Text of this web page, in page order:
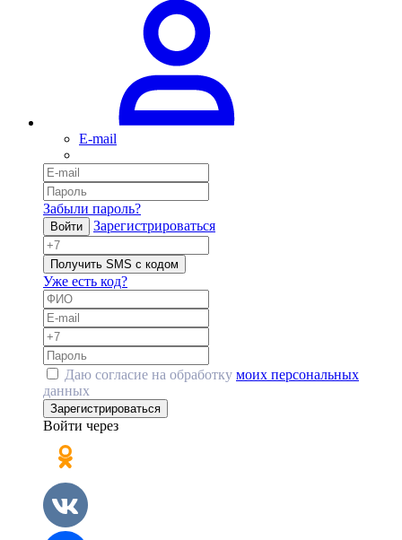
E-mail
Забыли пароль?
Войти Зарегистрироваться
Получить SMS с кодом
Уже есть код?
Даю согласие на обработку моих персональных
данных
Зарегистрироваться
Войти через